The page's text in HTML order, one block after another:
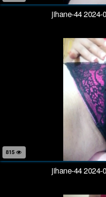
jihane-44 2024-
jihane-44 2024-